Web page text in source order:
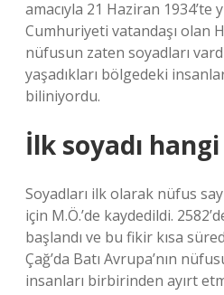
amacıyla 21 Haziran
Cumhuriyeti vatandaşı olan
nüfusun zaten soyadları
yaşadıkları bölgedeki
biliniyordu.
İlk soyadı
Soyadları ilk olarak nüfus
için M.Ö.’de kaydedildi.
başlandı ve bu fikir kısa
Çağ’da Batı Avrupa’nın
insanları birbirinden ayırt